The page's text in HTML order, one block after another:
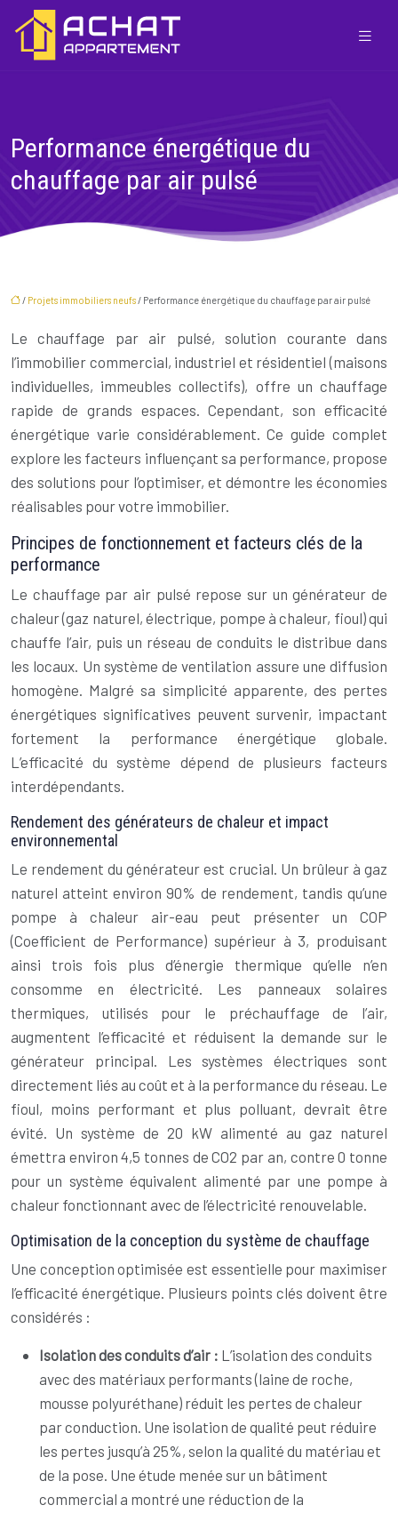
Performance énergétique du
chauffage par air pulsé
/ Projets immobiliers neufs/ Performance énergétique du chauffage par air pulsé
Le chauffage par air pulsé, solution courante dans
l’immobilier commercial, industriel et résidentiel (maisons
individuelles, immeubles collectifs), offre un chauffage
rapide de grands espaces. Cependant, son efficacité
énergétique varie considérablement. Ce guide complet
explore les facteurs influençant sa performance, propose
des solutions pour l’optimiser, et démontre les économies
réalisables pour votre immobilier.
Principes de fonctionnement et facteurs clés de la
performance
Le chauffage par air pulsé repose sur un générateur de
chaleur (gaz naturel, électrique, pompe à chaleur, fioul) qui
chauffe l’air, puis un réseau de conduits le distribue dans
les locaux. Un système de ventilation assure une diffusion
homogène. Malgré sa simplicité apparente, des pertes
énergétiques significatives peuvent survenir, impactant
fortement la performance énergétique globale.
L’efficacité du système dépend de plusieurs facteurs
interdépendants.
Rendement des générateurs de chaleur et impact
environnemental
Le rendement du générateur est crucial. Un brûleur à gaz
naturel atteint environ 90% de rendement, tandis qu’une
pompe à chaleur air-eau peut présenter un COP
(Coefficient de Performance) supérieur à 3, produisant
ainsi trois fois plus d’énergie thermique qu’elle n’en
consomme en électricité. Les panneaux solaires
thermiques, utilisés pour le préchauffage de l’air,
augmentent l’efficacité et réduisent la demande sur le
générateur principal. Les systèmes électriques sont
directement liés au coût et à la performance du réseau. Le
fioul, moins performant et plus polluant, devrait être
évité. Un système de 20 kW alimenté au gaz naturel
émettra environ 4,5 tonnes de CO2 par an, contre 0 tonne
pour un système équivalent alimenté par une pompe à
chaleur fonctionnant avec de l’électricité renouvelable.
Optimisation de la conception du système de chauffage
Une conception optimisée est essentielle pour maximiser
l’efficacité énergétique. Plusieurs points clés doivent être
considérés :
Isolation des conduits d’air : L’isolation des conduits
avec des matériaux performants (laine de roche,
mousse polyuréthane) réduit les pertes de chaleur
par conduction. Une isolation de qualité peut réduire
les pertes jusqu’à 25%, selon la qualité du matériau et
de la pose. Une étude menée sur un bâtiment
commercial a montré une réduction de la